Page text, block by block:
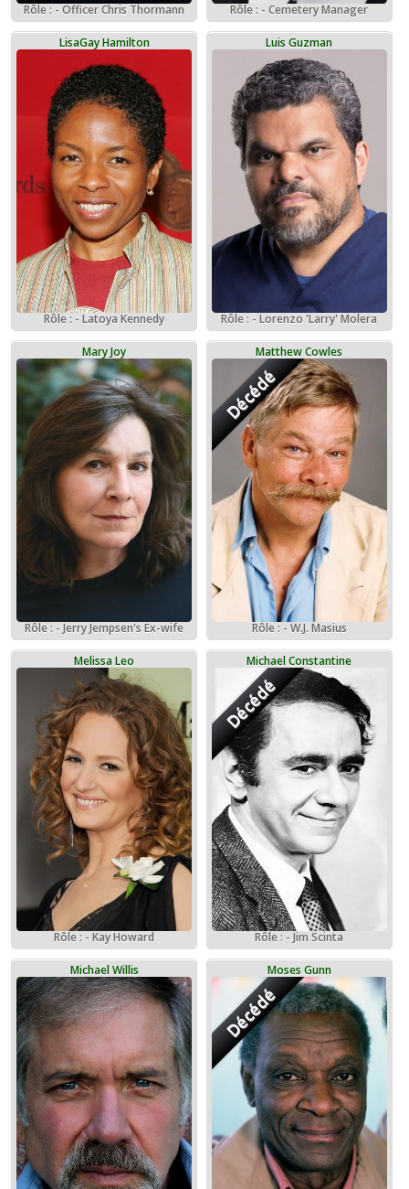
Rôle : - Officer Chris Thormann Rôle : - Cemetery Manager
LisaGay Hamilton
Rôle : - Latoya Kennedy
Luis Guzman
Rôle : - Lorenzo 'Larry' Molera
Mary Joy
Rôle : - Jerry Jempsen's Ex-wife
Matthew Cowles
Décédé
Rôle : - W.J. Masius
Melissa Leo
Rôle : - Kay Howard
Michael Constantine
Décédé
Rôle : - Jim Scinta
Michael Willis Moses Gunn
Décédé